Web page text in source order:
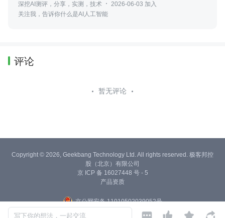
深挖AI测评，分享，实测，技术
2026-06-03 加入
关注我，告诉你什么是AI人工智能
评论
暂无评论
写下你的想法，一起交流    
Copyright © 2026, Geekbang Technology Ltd. All rights reserved. 极客邦控
股（北京）有限公司
京 ICP 备 16027448 号 - 5
产品资质
京公网安备 11010502039052号